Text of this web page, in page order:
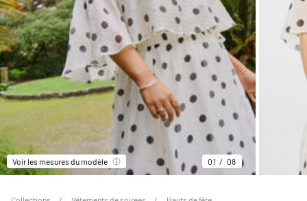
Voir les mesures du modèle 01 08